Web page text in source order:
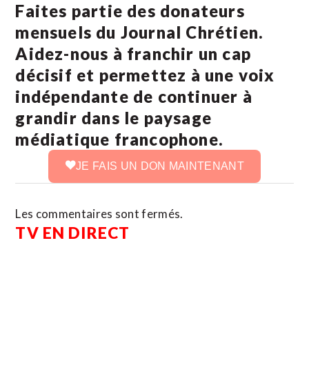
Faites partie des donateurs
mensuels du Journal Chrétien.
Aidez-nous à franchir un cap
décisif et permettez à une voix
indépendante de continuer à
grandir dans le paysage
médiatique francophone.
JE FAIS UN DON MAINTENANT
Les commentaires sont fermés.
TV EN DIRECT